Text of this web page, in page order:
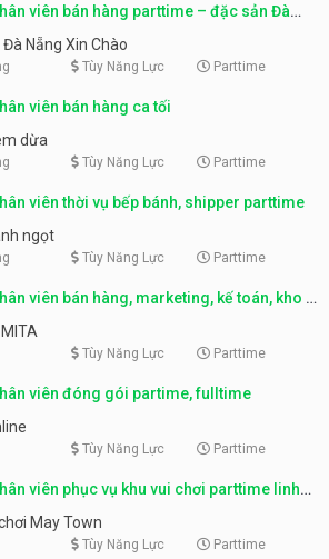
viên bán hàng parttime – đặc sản Đà
Nẵng Xin Chào
Tùy Năng Lực Parttime
viên bán hàng ca tối
dừa
Tùy Năng Lực Parttime
viên thời vụ bếp bánh, shipper parttime
ngọt
Tùy Năng Lực Parttime
viên bán hàng, marketing, kế toán, kho –
fulltime
Tùy Năng Lực Parttime
viên đóng gói partime, fulltime
Tùy Năng Lực Parttime
viên phục vụ khu vui chơi parttime linh
May Town
Tùy Năng Lực Parttime